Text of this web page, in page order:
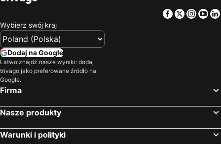
Facebook
Twitter
Wybierz swój kraj
Dodaj na Google
Łatwo znajdź nasze wyniki: dodaj
trivago jako preferowane źródło na
Google.
Firma
Nasze produkty
Warunki i polityki